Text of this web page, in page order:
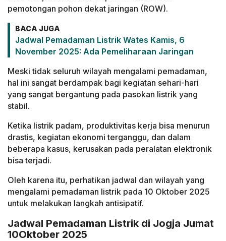
pemotongan pohon dekat jaringan (ROW).
BACA JUGA
Jadwal Pemadaman Listrik Wates Kamis, 6
November 2025: Ada Pemeliharaan Jaringan
Meski tidak seluruh wilayah mengalami pemadaman,
hal ini sangat berdampak bagi kegiatan sehari-hari
yang sangat bergantung pada pasokan listrik yang
stabil.
Ketika listrik padam, produktivitas kerja bisa menurun
drastis, kegiatan ekonomi terganggu, dan dalam
beberapa kasus, kerusakan pada peralatan elektronik
bisa terjadi.
Oleh karena itu, perhatikan jadwal dan wilayah yang
mengalami pemadaman listrik pada 10 Oktober 2025
untuk melakukan langkah antisipatif.
Jadwal Pemadaman Listrik di Jogja Jumat
10Oktober 2025